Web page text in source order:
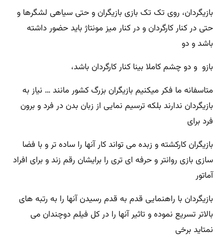
بازیگردان، روی تک تک بازی بازیگران و حتی سیاهی لشگرها و
حتی در کنار کارگردان و در کنار میز مونتاژ باید حضور داشته
باشد و دو
بازو و دو چشم کاملا بینا کنار کارگردان باشد،
متاسفانه ما فکر میکنیم بازیگران بزرگ کشور مانند … نیاز به
بازیگردان ندارند بلکه ترسیم نمایی از زبان بدن در فرد و برون
فرد برای
بازیگران کارکشته و زبده می تواند کار آنها را ساده تر و با فضا
سازی بازی روانتر و حرفه ای تری را برایشان رقم زند و برای افراد
آماتور
بازیگردان با راهنمایی قدم به قدم رسیدن آنها را به رتبه های
بالاتر تسریع نموده و تاثیر آنها را در کل فیلم دوچندان می
نمتاید برخی